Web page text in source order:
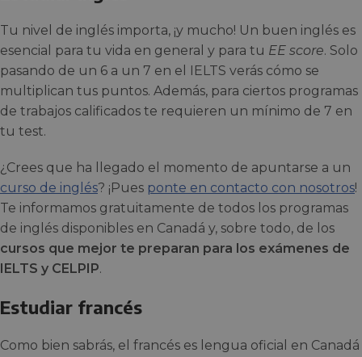
Tu nivel de inglés importa, ¡y mucho! Un buen inglés es
esencial para tu vida en general y para tu EE score. Solo
pasando de un 6 a un 7 en el IELTS verás cómo se
multiplican tus puntos. Además, para ciertos programas
de trabajos calificados te requieren un mínimo de 7 en
tu test.
¿Crees que ha llegado el momento de apuntarse a un
curso de inglés? ¡Pues ponte en contacto con nosotros!
Te informamos gratuitamente de todos los programas
de inglés disponibles en Canadá y, sobre todo, de los
cursos que mejor te preparan para los exámenes de
IELTS y CELPIP.
Estudiar francés
Como bien sabrás, el francés es lengua oficial en Canadá